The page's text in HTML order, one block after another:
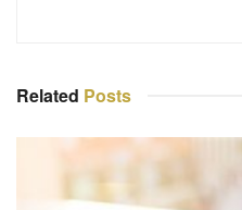
Related Posts